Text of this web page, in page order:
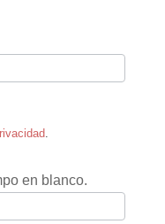
en blanco.